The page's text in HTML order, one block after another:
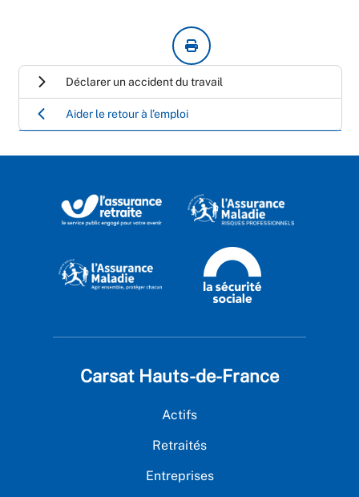
Déclarer un accident du travail
Aider le retour à l’emploi
Carsat Hauts-de-France
Actifs
Retraités
Entreprises